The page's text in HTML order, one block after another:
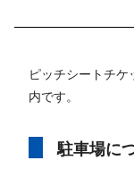
ピッチシートチ
内です。
駐車場に